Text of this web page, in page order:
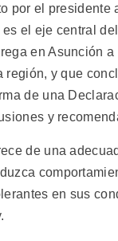
por el presidente
el eje central
en Asunción a
región, y que
de una
y
de una
en sus